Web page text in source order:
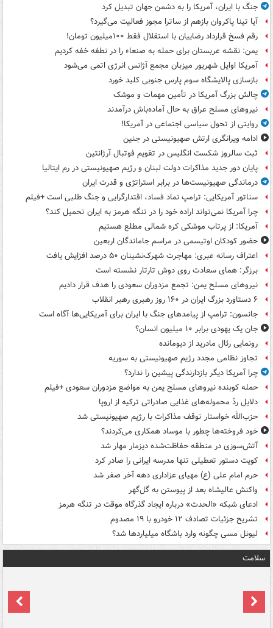
جنگ با ایران، آمریکا را به دشمن جهان تبدیل کرد
آیا تینا پاکروان بازهم از ساترا مجوز فعالیت می‌گیرد؟
رقم فسخ قرارداد رضاییان با استقلال فقط ۱۰۰میلیون تومان!
یمن: نقشه عربستان برای حمله به صنعاء را در نطفه خفه کردیم
آمریکا اوایل شهریور میزبان مجمع آژانس انرژی اتمی می‌شود
بازسازی پالایشگاه سوم پارس جنوبی کلید خورد
چالش بزرگ آمریکا در تأمین مهمات و موشک
نیروهای مسلح عراق به حال آماده‌باش درآمدند
روایتی از تحول سیاسی اجتماعی در آمریکا!
ادامه ویرانگری ارتش صهیونیستی در جنین
ثبت سالروز شکست انگلیس در تقویم فوتبال آرژانتین
پایان دور جدید مذاکرات دولت لبنان و رژیم صهیونیستی در رم ایتالیا
درماندگی صهیونیست‌ها در برابر استراتژی و قدرت ایران
سناتور آمریکایی: ترامپ نماد فساد، اقتدارگرایی و جنگ طلبی است +فیلم
چرا آمریکا نمی‌تواند اراده خود را در تنگه هرمز به ایران تحمیل کند؟
آمریکا: از پرتاب موشکی کره شمالی مطلع هستیم
حضور کودکان اوتیسمی در مراسم جاماندگان اربعین
اعتراف رسانه عبری: مهاجرت شهرک‌نشینان ۵۰ درصد افزایش یافت
برزگر: همای سعادت روی دوش تارتار نشسته است
نیروهای مسلح یمن: تجمع مزدوران سعودی را هدف قرار دادیم
۶ دستاورد بزرگ ایران در ۱۶۰ روز رهبری رهبر انقلاب
جانسون: ترامپ از پیامدهای جنگ با ایران برای آمریکایی‌ها آگاه است
جان یک یهودی برابر ۱۰ میلیون انسان؟
رونمایی رئال مادرید از دیومانده
تجاوز نظامی مجدد رژیم صهیونیستی به سوریه
چرا آمریکا دیگر بازدارندگی پیشین را ندارد؟
حمله کوبنده نیروهای مسلح یمن به مواضع مزدوران سعودی +فیلم
دلایل ردّ محموله‌های غذایی صادراتی ترکیه از اروپا
حزب‌الله خواستار توقف مذاکرات با رژیم صهیونیستی شد
خود فروخته‌ها چطور با موساد همکاری می‌کردند؟
آتش‌سوزی در منطقه حفاظت‌شده دیزمار مهار شد
کویت دستور تعطیلی تنها مدرسه ایرانی را صادر کرد
حرم امام علی (ع) مهیای عزاداری دهه آخر صفر شد
واکنش عالیشاه بعد از پیوستن به گل‌گهر
ادعای شبکه «الحدث» درباره ایجاد گذرگاه موقت در تنگه هرمز
تشریح جزئیات تصادف ۱۲ خودرو با ۱۹ مصدوم
لیونل مسی چگونه وارد باشگاه میلیاردها شد؟
سلامت